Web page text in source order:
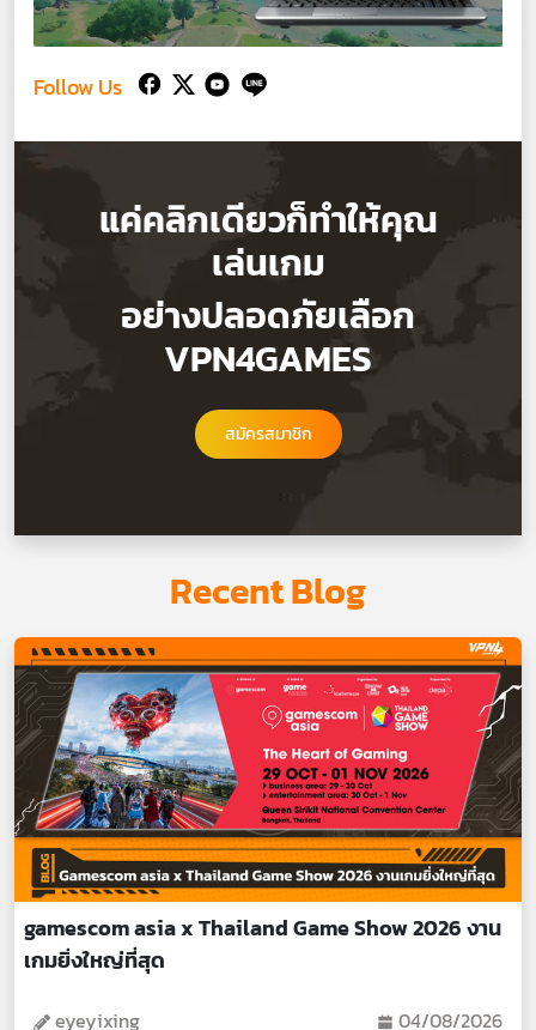
Follow Us
แค่คลิกเดียวก็ทำให้คุณ
เล่นเกม
อย่างปลอดภัยเลือก
VPN4GAMES
สมัครสมาชิก
Recent Blog
gamescom asia x Thailand Game Show 2026 งาน
เกมยิ่งใหญ่ที่สุด
eyeyixing 04/08/2026